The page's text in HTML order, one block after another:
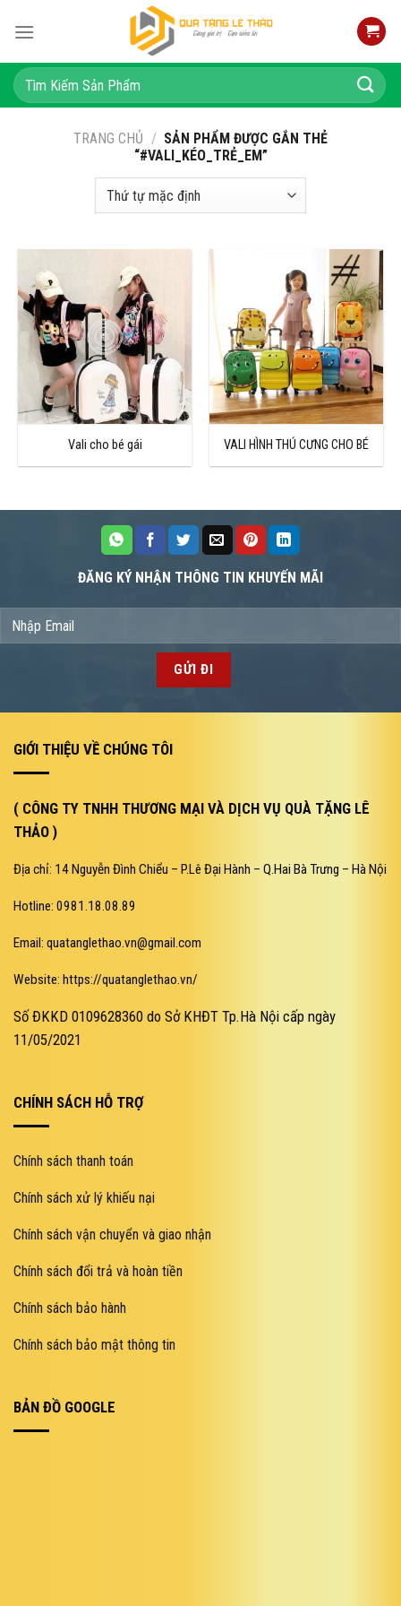
Tìm
kiếm:
TRANG CHỦ / SẢN PHẨM ĐƯỢC GẮN THẺ
“#VALI_KÉO_TRẺ_EM”
Vali cho bé gái VALI HÌNH THÚ CƯNG CHO BÉ
ĐĂNG KÝ NHẬN THÔNG TIN KHUYẾN MÃI
GIỚI THIỆU VỀ CHÚNG TÔI
( CÔNG TY TNHH THƯƠNG MẠI VÀ DỊCH VỤ QUÀ TẶNG LÊ
THẢO )
Địa chỉ: 14 Nguyễn Đình Chiểu – P.Lê Đại Hành – Q.Hai Bà Trưng – Hà Nội
Hotline: 0981.18.08.89
Email: quatanglethao.vn@gmail.com
Website: https://quatanglethao.vn/
Số ĐKKD 0109628360 do Sở KHĐT Tp.Hà Nội cấp ngày
11/05/2021
CHÍNH SÁCH HỖ TRỢ
Chính sách thanh toán
Chính sách xử lý khiếu nại
Chính sách vận chuyển và giao nhận
Chính sách đổi trả và hoàn tiền
Chính sách bảo hành
Chính sách bảo mật thông tin
BẢN ĐỒ GOOGLE